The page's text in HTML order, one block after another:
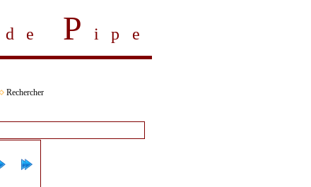
de P ipe
Rechercher